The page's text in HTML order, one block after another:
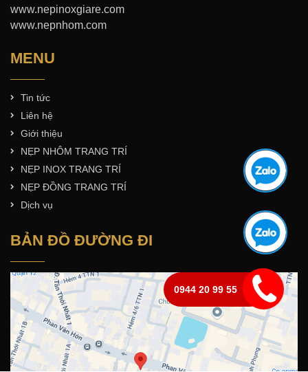
www.nepinoxgiare.com
www.nepnhom.com
MENU
Tin tức
Liên hệ
Giới thiệu
NẸP NHÔM TRANG TRÍ
NẸP INOX TRANG TRÍ
NẸP ĐỒNG TRANG TRÍ
Dịch vụ
BẢN ĐỒ ĐƯỜNG ĐI
0944 20 99 55